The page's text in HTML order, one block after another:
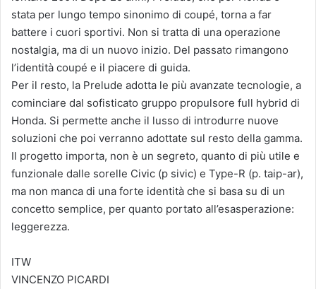
stata per lungo tempo sinonimo di coupé, torna a far
battere i cuori sportivi. Non si tratta di una operazione
nostalgia, ma di un nuovo inizio. Del passato rimangono
l’identità coupé e il piacere di guida.
Per il resto, la Prelude adotta le più avanzate tecnologie, a
cominciare dal sofisticato gruppo propulsore full hybrid di
Honda. Si permette anche il lusso di introdurre nuove
soluzioni che poi verranno adottate sul resto della gamma.
Il progetto importa, non è un segreto, quanto di più utile e
funzionale dalle sorelle Civic (p sivic) e Type-R (p. taip-ar),
ma non manca di una forte identità che si basa su di un
concetto semplice, per quanto portato all’esasperazione:
leggerezza.
ITW
VINCENZO PICARDI